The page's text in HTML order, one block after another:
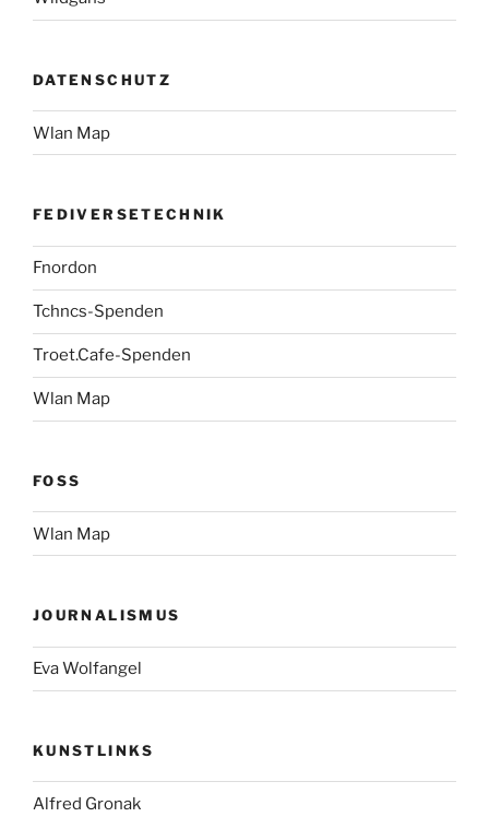
DATENSCHUTZ
Wlan Map
FEDIVERSETECHNIK
Fnordon
Tchncs-Spenden
Troet.Cafe-Spenden
Wlan Map
FOSS
Wlan Map
JOURNALISMUS
Eva Wolfangel
KUNSTLINKS
Alfred Gronak